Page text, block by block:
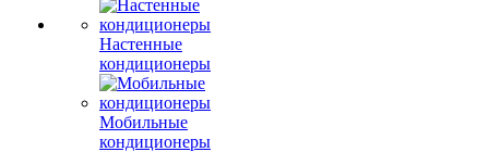
Настенные
кондиционеры
Мобильные
кондиционеры